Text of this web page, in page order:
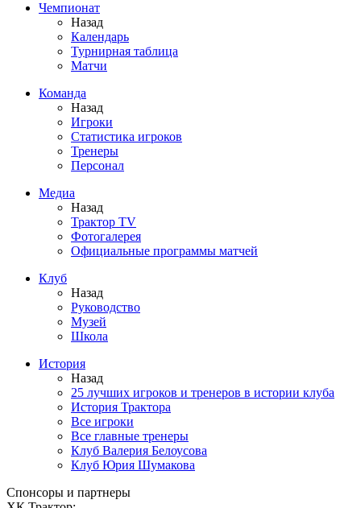
Чемпионат
Назад
Календарь
Турнирная таблица
Матчи
Команда
Назад
Игроки
Статистика игроков
Тренеры
Персонал
Медиа
Назад
Трактор TV
Фотогалерея
Официальные программы матчей
Клуб
Назад
Руководство
Музей
Школа
История
Назад
25 лучших игроков и тренеров в истории клуба
История Трактора
Все игроки
Все главные тренеры
Клуб Валерия Белоусова
Клуб Юрия Шумакова
Спонсоры и партнеры